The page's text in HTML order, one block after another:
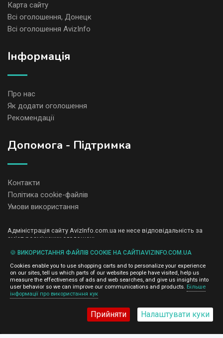
Карта сайту
Всі оголошення, Донецк
Всі оголошення AvizInfo
Iнформація
Про нас
Як додати оголошення
Рекомендації
Допомога - Підтримка
Контакти
Політика cookie-файлів
Умови використання
Адміністрація сайту AvizInfo.com.ua не несе відповідальність за
зміст розміщених оголошень.
і не продаємо особисту інформацію зареєстрованих користувачів
AvizInfo.com.ua третім особам. Ми не відповідаємо за правила
конфіденційності сайтів на які посилається AvizInfo.com.ua. На
деяких сторінках нашого сайту представлена реклама Google
Adsense Advertising Network. Щоб дізнатися детальніше про
правила конфіденційності Google
🍪 ВИКОРИСТАННЯ ФАЙЛІВ COOKIE НА САЙТІAVIZINFO.COM.UA
Cookies enable you to use shopping carts and to personalize your experience
on our sites, tell us which parts of our websites people have visited, help us
measure the effectiveness of ads and web searches, and give us insights into
user behavior so we can improve our communications and products. Більше
інформації про використання кук
Прийняти Налаштувати куки